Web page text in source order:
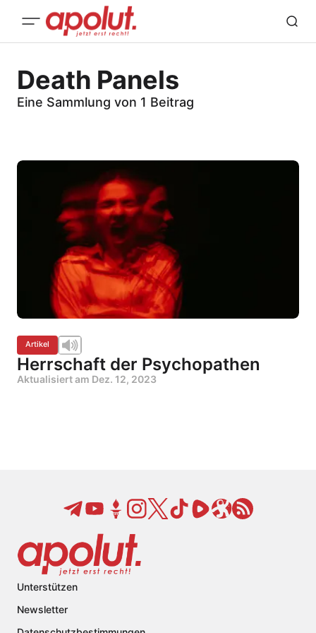
Death Panels
Eine Sammlung von 1 Beitrag
Artikel
Herrschaft der Psychopathen
Aktualisiert am Dez. 12, 2023
Unterstützen
Newsletter